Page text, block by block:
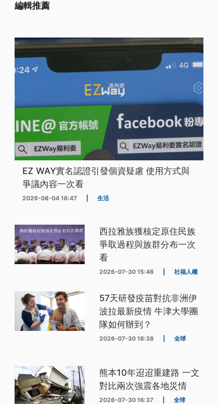
編輯推薦
EZ WAY實名認證引發個資疑慮 使用方式與
爭議內容一次看
2026-08-04 16:47 生活
西拉雅族獲核定原住民族
爭取過程與族群分布一次
看
2026-07-30 15:46 社福人權
57天研發疫苗對抗非洲伊
波拉最新疫情 牛津大學團
隊如何辦到？
2026-07-30 18:38 全球
熊本10年迢迢重建路 一文
對比兩次強震各地災情
2026-07-30 16:37 全球